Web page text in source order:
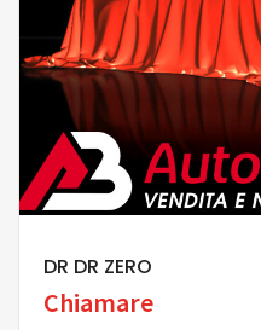
DR DR ZERO
Chiamare